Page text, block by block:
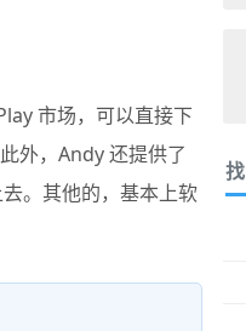
市场，可以直接下
外，Andy 还提供了
。其他的，基本上软